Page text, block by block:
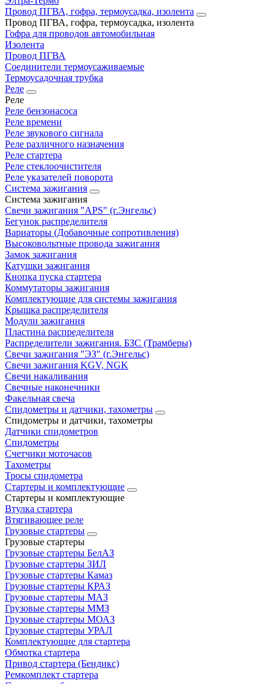
Провод ПГВА, гофра, термоусадка, изолента
Провод ПГВА, гофра, термоусадка, изолента
Гофра для проводов автомобильная
Изолента
Провод ПГВА
Соединители термоусаживаемые
Термоусадочная трубка
Реле
Реле
Реле бензонасоса
Реле времени
Реле звукового сигнала
Реле различного назначения
Реле стартера
Реле стеклоочистителя
Реле указателей поворота
Система зажигания
Система зажигания
Свечи зажигания "APS" (г.Энгельс)
Бегунок распределителя
Вариаторы (Добавочные сопротивления)
Высоковольтные провода зажигания
Замок зажигания
Катушки зажигания
Кнопка пуска стартера
Коммутаторы зажигания
Комплектующие для системы зажигания
Крышка распределителя
Модули зажигания
Пластина распределителя
Распределители зажигания. БЗС (Трамберы)
Свечи зажигания "ЭЗ" (г.Энгельс)
Свечи зажигания KGV, NGK
Свечи накаливания
Свечные наконечники
Факельная свеча
Спидометры и датчики, тахометры
Спидометры и датчики, тахометры
Датчики спидометров
Спидометры
Счетчики моточасов
Тахометры
Тросы спидометра
Стартеры и комплектующие
Стартеры и комплектующие
Втулка стартера
Втягивающее реле
Грузовые стартеры
Грузовые стартеры
Грузовые стартеры БелАЗ
Грузовые стартеры ЗИЛ
Грузовые стартеры Камаз
Грузовые стартеры КРАЗ
Грузовые стартеры МАЗ
Грузовые стартеры ММЗ
Грузовые стартеры МОАЗ
Грузовые стартеры УРАЛ
Комплектующие для стартера
Обмотка стартера
Привод стартера (Бендикс)
Ремкомплект стартера